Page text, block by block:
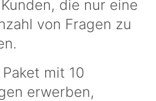
die nur eine
von Fragen zu
mit 10
erwerben,